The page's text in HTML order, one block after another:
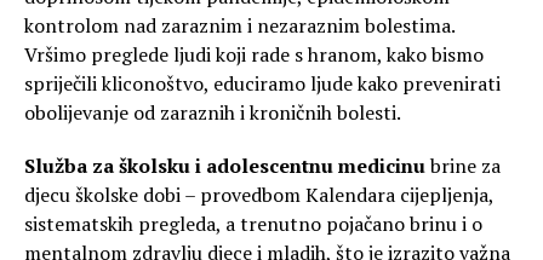
kontrolom nad zaraznim i nezaraznim bolestima.
Vršimo preglede ljudi koji rade s hranom, kako bismo
spriječili kliconoštvo, educiramo ljude kako prevenirati
obolijevanje od zaraznih i kroničnih bolesti.
Služba za školsku i adolescentnu medicinubrine za
djecu školske dobi – provedbom Kalendara cijepljenja,
sistematskih pregleda, a trenutno pojačano brinu i o
mentalnom zdravlju djece i mladih, što je izrazito važna